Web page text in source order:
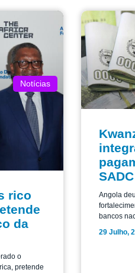
Notícias
rico
da
o
pretende
SADC
Angola
bancos
29 Julho,